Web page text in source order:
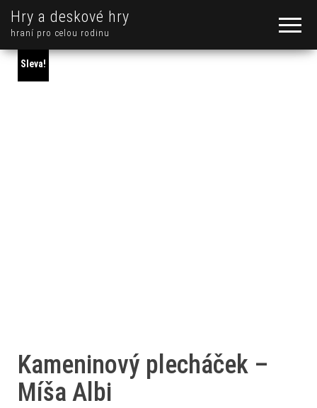
Hry a deskové hry
hraní pro celou rodinu
Sleva!
Kameninový plecháček –
Míša Albi